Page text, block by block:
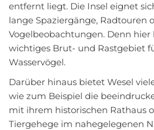
entfernt liegt. Die Insel eignet
lange Spaziergänge, Radtouren
Vogelbeobachtungen. Denn hier
wichtiges Brut- und Rastgebiet
Wasservögel.
Darüber hinaus bietet Wesel
wie zum Beispiel die
mit ihrem historischen Rathaus
Tiergehege im nahegelegenen